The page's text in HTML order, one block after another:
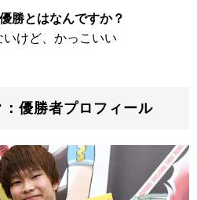
勝とはなんですか？
けど、かっこいい
優勝者プロフィール